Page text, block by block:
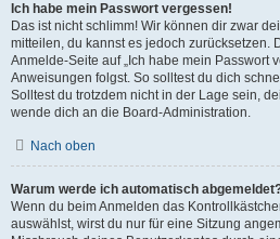
Ich habe mein Passwort vergessen!
Das ist nicht schlimm! Wir können dir zwar
mitteilen, du kannst es jedoch zurücksetzen.
Anmelde-Seite auf „Ich habe mein Passwort
Anweisungen folgst. So solltest du dich
Solltest du trotzdem nicht in der Lage sein,
wende dich an die Board-Administration.
Nach oben
Warum werde ich automatisch
Wenn du beim Anmelden das
auswählst, wirst du nur für eine Sitzung